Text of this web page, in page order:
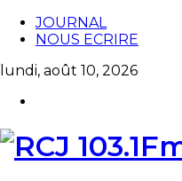
JOURNAL
NOUS ECRIRE
lundi, août 10, 2026